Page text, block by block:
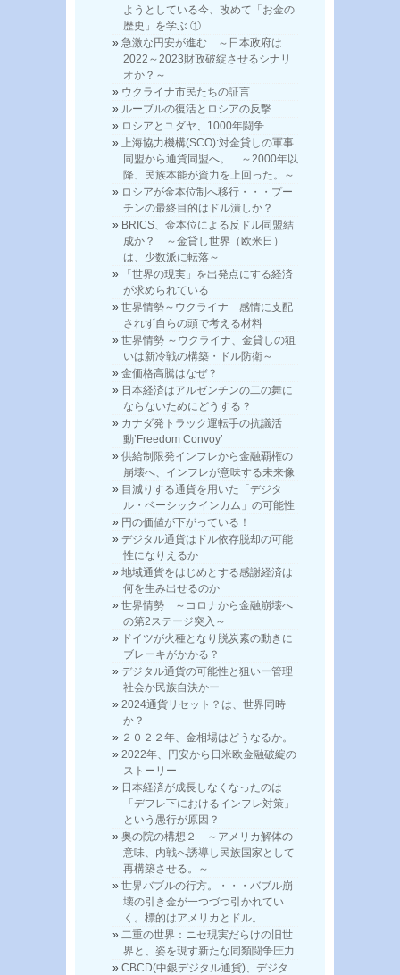
ようとしている今、改めて「お金の
歴史」を学ぶ ①
急激な円安が進む ～日本政府は
2022～2023財政破綻させるシナリ
オか？～
ウクライナ市民たちの証言
ルーブルの復活とロシアの反撃
ロシアとユダヤ、1000年闘争
上海協力機構(SCO):対金貸しの軍事
同盟から通貨同盟へ。 ～2000年以
降、民族本能が資力を上回った。～
ロシアが金本位制へ移行・・・プー
チンの最終目的はドル潰しか？
BRICS、金本位による反ドル同盟結
成か？ ～金貸し世界（欧米日）
は、少数派に転落～
「世界の現実」を出発点にする経済
が求められている
世界情勢～ウクライナ 感情に支配
されず自らの頭で考える材料
世界情勢 ～ウクライナ、金貸しの狙
いは新冷戦の構築・ドル防衛～
金価格高騰はなぜ？
日本経済はアルゼンチンの二の舞に
ならないためにどうする？
カナダ発トラック運転手の抗議活
動’Freedom Convoy’
供給制限発インフレから金融覇権の
崩壊へ、インフレが意味する未来像
目減りする通貨を用いた「デジタ
ル・ベーシックインカム」の可能性
円の価値が下がっている！
デジタル通貨はドル依存脱却の可能
性になりえるか
地域通貨をはじめとする感謝経済は
何を生み出せるのか
世界情勢 ～コロナから金融崩壊へ
の第2ステージ突入～
ドイツが火種となり脱炭素の動きに
ブレーキがかかる？
デジタル通貨の可能性と狙いー管理
社会か民族自決かー
2024通貨リセット？は、世界同時
か？
２０２２年、金相場はどうなるか。
2022年、円安から日米欧金融破綻の
ストーリー
日本経済が成長しなくなったのは
「デフレ下におけるインフレ対策」
という愚行が原因？
奥の院の構想２ ～アメリカ解体の
意味、内戦へ誘導し民族国家として
再構築させる。～
世界バブルの行方。・・・バブル崩
壊の引き金が一つづつ引かれてい
く。標的はアメリカとドル。
二重の世界：ニセ現実だらけの旧世
界と、姿を現す新たな同類闘争圧力
CBCD(中銀デジタル通貨)、デジタ